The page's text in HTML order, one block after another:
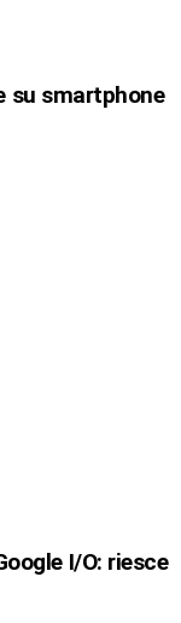
su smartphone
I/O: riesce